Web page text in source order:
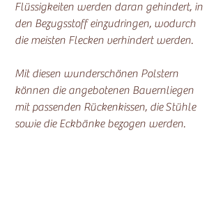
Flüssigkeiten werden daran gehindert, in
den Bezugsstoff einzudringen, wodurch
die meisten Flecken verhindert werden.
Mit diesen wunderschönen Polstern
können die angebotenen Bauernliegen
mit passenden Rückenkissen, die Stühle
sowie die Eckbänke bezogen werden.